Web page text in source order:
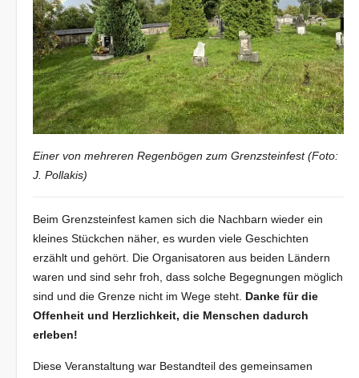
Einer von mehreren Regenbögen zum Grenzsteinfest (Foto:
J. Pollakis)
Beim Grenzsteinfest kamen sich die Nachbarn wieder ein
kleines Stückchen näher, es wurden viele Geschichten
erzählt und gehört. Die Organisatoren aus beiden Ländern
waren und sind sehr froh, dass solche Begegnungen möglich
sind und die Grenze nicht im Wege steht. Danke für die
Offenheit und Herzlichkeit, die Menschen dadurch
erleben!
Diese Veranstaltung war Bestandteil des gemeinsamen